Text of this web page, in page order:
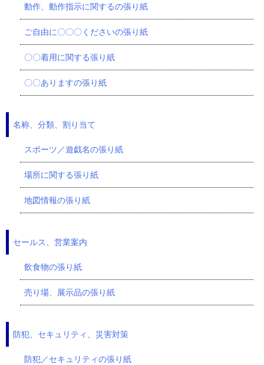
動作、動作指示に関するの張り紙
ご自由に〇〇〇くださいの張り紙
〇〇着用に関する張り紙
〇〇ありますの張り紙
名称、分類、割り当て
スポーツ／遊戯名の張り紙
場所に関する張り紙
地図情報の張り紙
セールス、営業案内
飲食物の張り紙
売り場、展示品の張り紙
防犯、セキュリティ、災害対策
防犯／セキュリティの張り紙